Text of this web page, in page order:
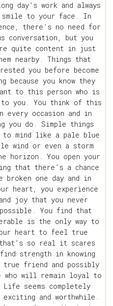
day’s work and always
smile to your face. In
there’s no need for
conversation, but you
quite content in just
nearby. Things that
you before become
because you know they
to this person who is
you. You think of this
every occasion and in
you do. Simple things
to mind like a pale blue
wind or even a storm
horizon. You open your
that there’s a chance
broken one day and in
heart, you experience
joy that you never
possible. You find that
is the only way to
heart to feel true
so real it scares
strength in knowing
true friend and possibly
who will remain loyal to
Life seems completely
and worthwhile.